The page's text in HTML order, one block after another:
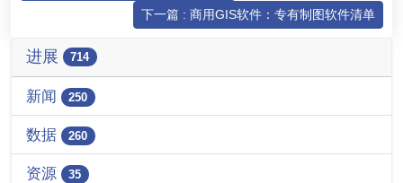
下一篇 : 商用GIS软件：专有制图软件清单
进展 714
新闻 250
数据 260
资源 35